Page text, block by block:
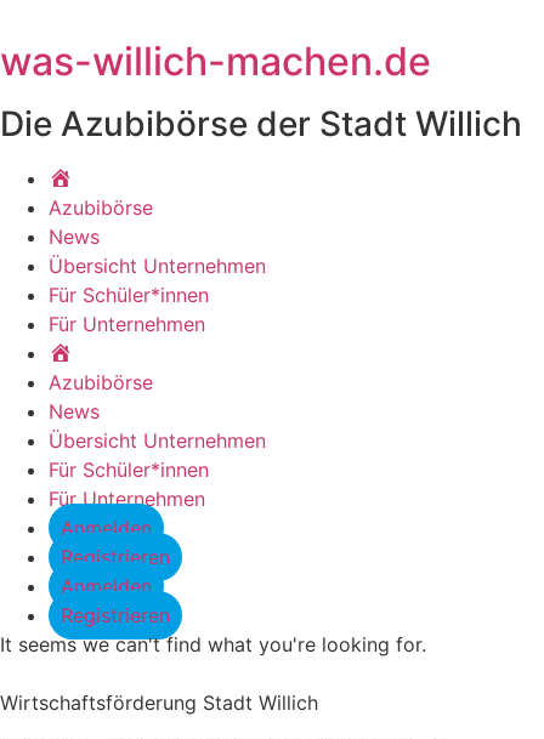
springen
was-willich-machen.de
Die Azubibörse der Stadt Willich
Azubibörse
News
Übersicht Unternehmen
Für Schüler*innen
Für Unternehmen
Azubibörse
News
Übersicht Unternehmen
Für Schüler*innen
Für Unternehmen
Anmelden
Registrieren
Anmelden
Registrieren
It seems we can't find what you're looking for.
Wirtschaftsförderung Stadt Willich